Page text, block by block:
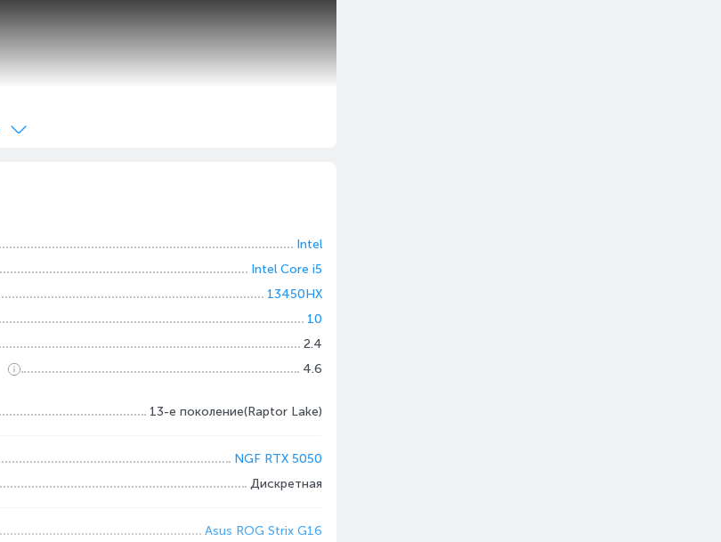
Intel
Intel Core i5
13450HX
10
2.4
4.6
13-е поколение(Raptor Lake)
NGF RTX 5050
Дискретная
Asus ROG Strix G16